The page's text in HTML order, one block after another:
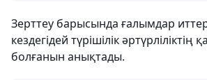
Зерттеу барысында ғалымдар
кездегідей түрішілік әртүрліліктің
болғанын анықтады.